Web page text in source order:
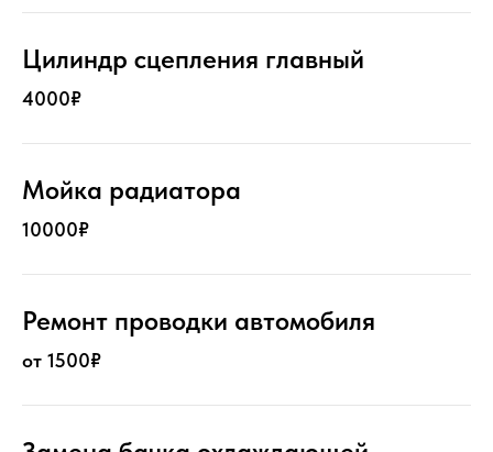
Цилиндр сцепления главный
4000₽
Мойка радиатора
10000₽
Ремонт проводки автомобиля
от 1500₽